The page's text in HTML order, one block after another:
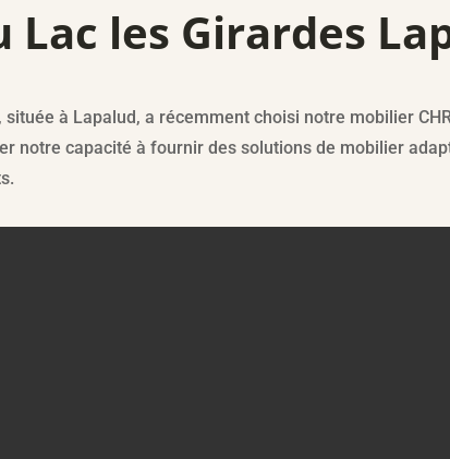
Lac les Girardes
située à Lapalud, a récemment choisi notre mobilier
notre capacité à fournir des solutions de mobilier